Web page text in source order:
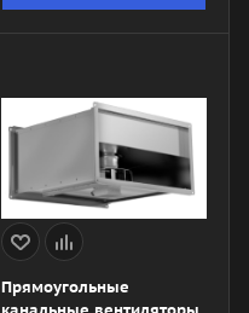
Прямоугольные